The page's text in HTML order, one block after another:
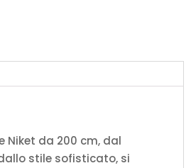
Niket da 200 cm, dal
stile sofisticato, si